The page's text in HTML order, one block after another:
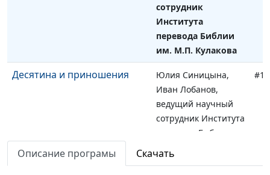
сотрудник
Института
перевода Библии
им. М.П. Кулакова
Десятина и приношения
Юлия Синицына,
Иван Лобанов,
ведущий научный
сотрудник Института
перевода Библии
Описание програмы Скачать